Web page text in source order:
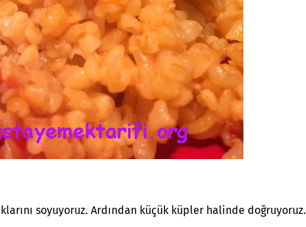
soyuyoruz. Ardından küçük küpler halinde doğruyoruz.